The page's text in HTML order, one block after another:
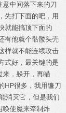
意中间落下来的刀
先打下面的吧，用
就能搞顶下面的
有他就个骷髅头壳
样就不能连续攻击
式好，最关键的是
来，躲开，再瞄
HP很多，我用镰刀
消灭它，但是我们
唤使魔来牵制炸